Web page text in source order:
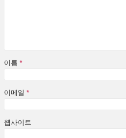
이름 *
이메일 *
웹사이트